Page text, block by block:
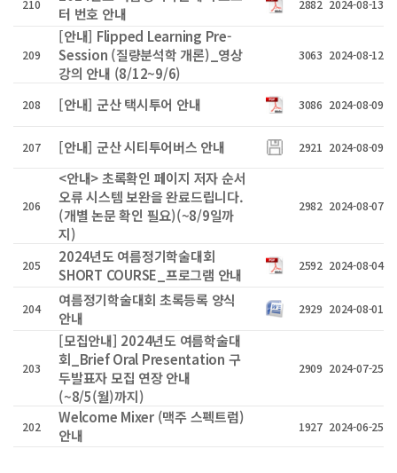
210
터 번호 안내
2882 2024-08-13
209
[안내] Flipped Learning Pre-
Session (질량분석학 개론)_영상
강의 안내 (8/12~9/6)
3063 2024-08-12
208 [안내] 군산 택시투어 안내 3086 2024-08-09
207 [안내] 군산 시티투어버스 안내 2921 2024-08-09
206
<안내> 초록확인 페이지 저자 순서
오류 시스템 보완을 완료드립니다.
(개별 논문 확인 필요)(~8/9일까
지)
2982 2024-08-07
205
2024년도 여름정기학술대회
SHORT COURSE_프로그램 안내
2592 2024-08-04
204
여름정기학술대회 초록등록 양식
안내
2929 2024-08-01
203
[모집안내] 2024년도 여름학술대
회_Brief Oral Presentation 구
두발표자 모집 연장 안내
(~8/5(월)까지)
2909 2024-07-25
202
Welcome Mixer (맥주 스펙트럼)
안내
1927 2024-06-25